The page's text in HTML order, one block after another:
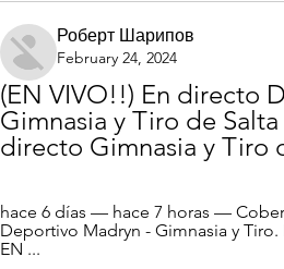
Роберт Шарипов
February 24, 2024
(EN VIVO!!) En directo
Gimnasia y Tiro de
directo Gimnasia y Tiro
hace 6 días — hace 7 horas —
Deportivo Madryn - Gimnasia y
EN ...